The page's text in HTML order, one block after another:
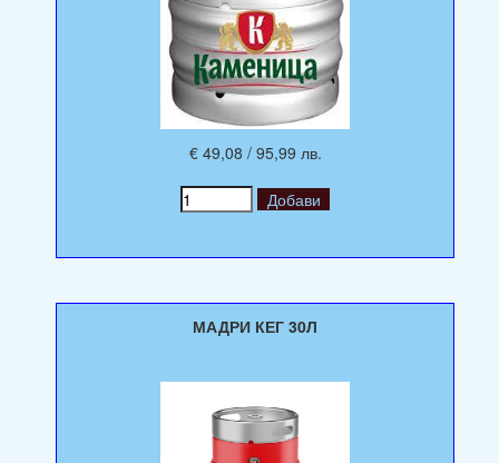
€ 49,08 / 95,99 лв.
МАДРИ КЕГ 30Л